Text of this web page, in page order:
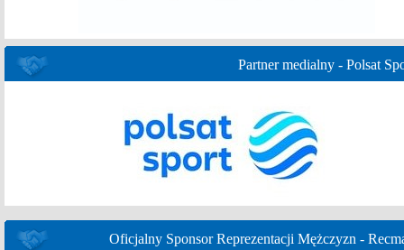
Partner medialny - Polsat
Oficjalny Sponsor Reprezentacji Mężczyzn -